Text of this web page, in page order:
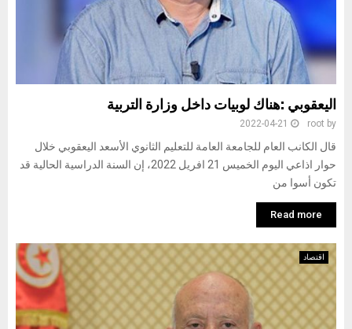
اليعقوبي :هناك لوبيات داخل وزارة التربية
by
root
2022-04-21
قال الكانب العام للجامعة العامة للتعليم الثانوي الأسعد اليعقوبي خلال
حوار اذاعي اليوم الخميس 21 افريل 2022، إن السنة الدراسية الحالية قد
تكون أسوا من
Read more
اقتصاد